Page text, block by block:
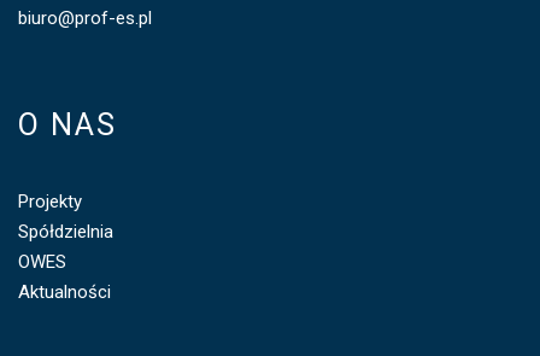
biuro@prof-es.pl
O NAS
Projekty
Spółdzielnia
OWES
Aktualności